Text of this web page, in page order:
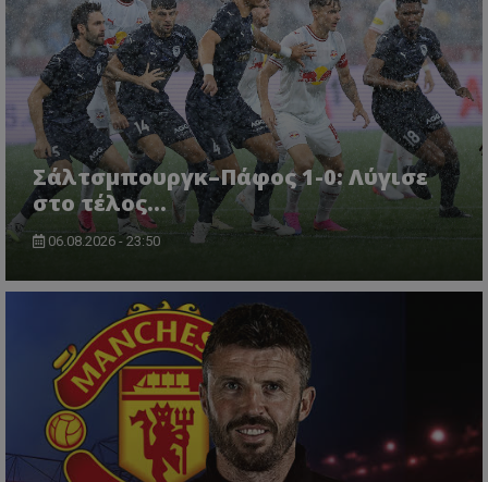
Σάλτσμπουργκ–Πάφος 1-0: Λύγισε
στο τέλος...
06.08.2026 - 23:50